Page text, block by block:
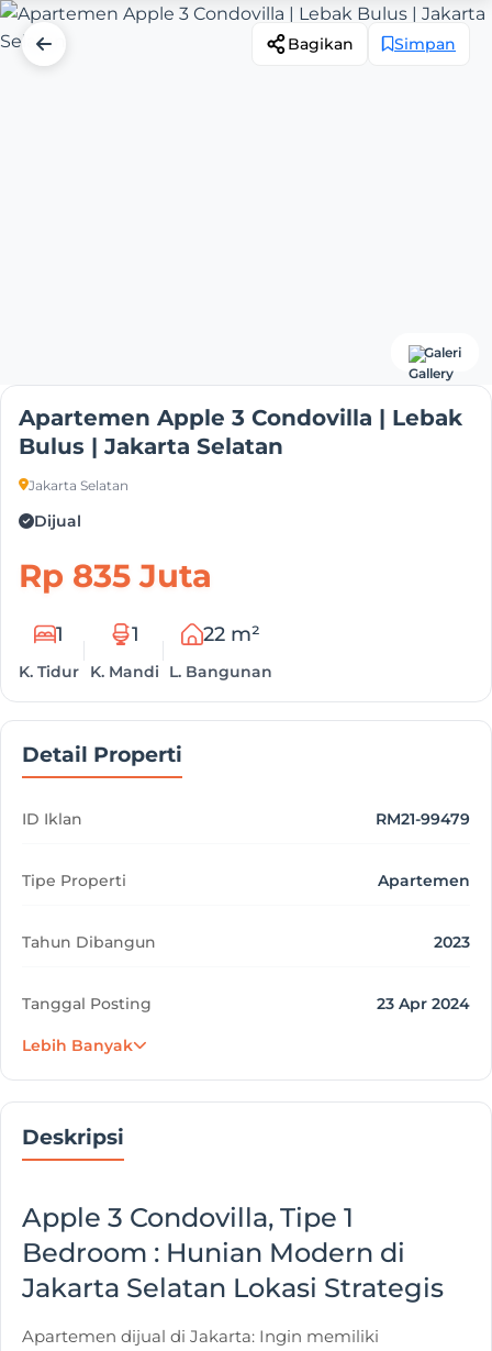
Galeri
Bagikan Simpan
Apartemen Apple 3 Condovilla | Lebak
Bulus | Jakarta Selatan
Jakarta Selatan
Dijual
Rp 835 Juta
1
K. Tidur
1
K. Mandi
22 m²
L. Bangunan
Detail Properti
ID Iklan RM21-99479
Tipe Properti Apartemen
Tahun Dibangun 2023
Tanggal Posting 23 Apr 2024
Developer
Lebih Banyak
Deskripsi
Apple 3 Condovilla, Tipe 1
Bedroom : Hunian Modern di
Jakarta Selatan Lokasi Strategis
Apartemen dijual di Jakarta: Ingin memiliki